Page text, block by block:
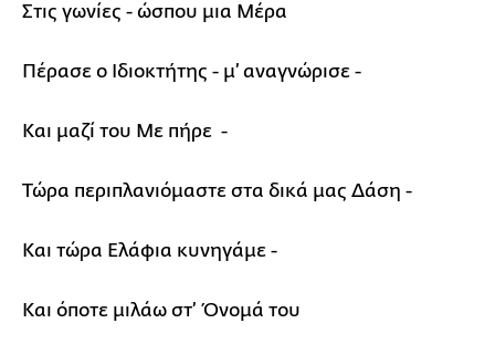
Στις γωνίες - ώσπου μια Μέρα
Πέρασε ο Ιδιοκτήτης - μ’ αναγνώρισε -
Και μαζί του Με πήρε -
Τώρα περιπλανιόμαστε στα δικά μας Δάση -
Και τώρα Ελάφια κυνηγάμε -
Και όποτε μιλάω στ’ Όνομά του